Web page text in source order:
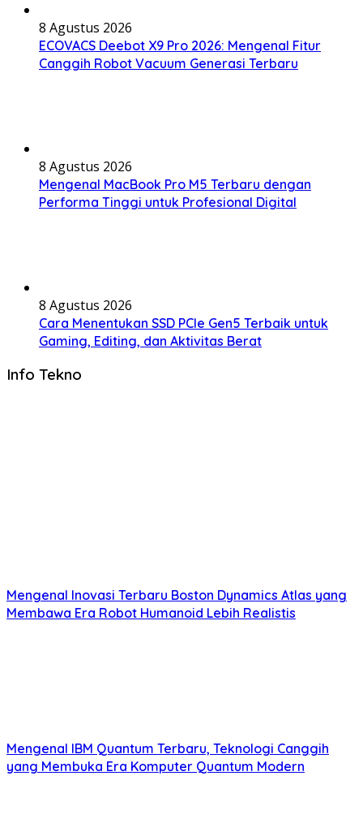
8 Agustus 2026
ECOVACS Deebot X9 Pro 2026: Mengenal Fitur
Canggih Robot Vacuum Generasi Terbaru
8 Agustus 2026
Mengenal MacBook Pro M5 Terbaru dengan
Performa Tinggi untuk Profesional Digital
8 Agustus 2026
Cara Menentukan SSD PCIe Gen5 Terbaik untuk
Gaming, Editing, dan Aktivitas Berat
Info Tekno
Mengenal Inovasi Terbaru Boston Dynamics Atlas yang
Membawa Era Robot Humanoid Lebih Realistis
Mengenal IBM Quantum Terbaru, Teknologi Canggih
yang Membuka Era Komputer Quantum Modern